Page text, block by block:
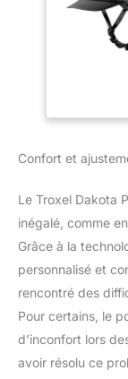
Confort et
Le Troxel Dakota
inégalé, comme
Grâce à la
personnalisé et
rencontré des
Pour certains, le
d’inconfort lors
avoir résolu ce